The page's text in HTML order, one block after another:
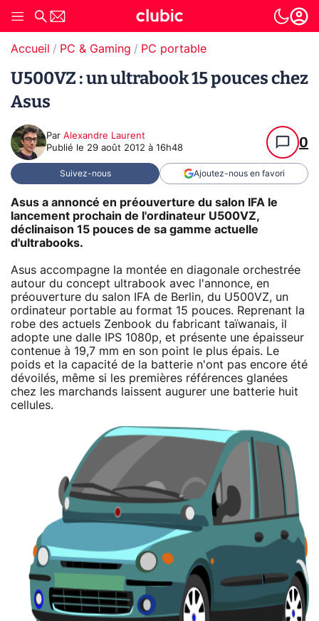
Accueil PC & Gaming PC portable
U500VZ : un ultrabook 15 pouces chez
Asus
Par Alexandre Laurent
Publié le 29 août 2012 à 16h48 0
Suivez-nous Ajoutez-nous en favori
Asus a annoncé en préouverture du salon IFA le
lancement prochain de l'ordinateur U500VZ,
déclinaison 15 pouces de sa gamme actuelle
d'ultrabooks.
Asus accompagne la montée en diagonale orchestrée
autour du concept ultrabook avec l'annonce, en
préouverture du salon IFA de Berlin, du U500VZ, un
ordinateur portable au format 15 pouces. Reprenant la
robe des actuels Zenbook du fabricant taïwanais, il
adopte une dalle IPS 1080p, et présente une épaisseur
contenue à 19,7 mm en son point le plus épais. Le
poids et la capacité de la batterie n'ont pas encore été
dévoilés, même si les premières références glanées
chez les marchands laissent augurer une batterie huit
cellules.